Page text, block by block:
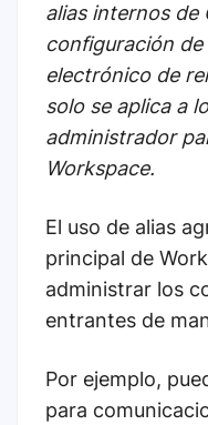
alias internos de
configuración
electrónico de
solo se aplica a
administrador
Workspace.
El uso de alias
principal de
administrar los
entrantes de
Por ejemplo,
para